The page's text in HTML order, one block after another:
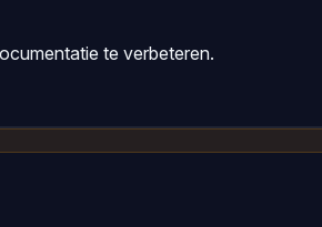
te verbeteren.